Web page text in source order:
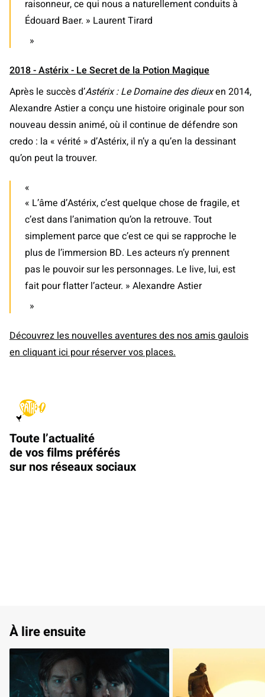
raisonneur, ce qui nous a naturellement conduits à
Édouard Baer. » Laurent Tirard
2018 - Astérix - Le Secret de la Potion Magique
Après le succès d’Astérix : Le Domaine des dieuxen 2014,
Alexandre Astier a conçu une histoire originale pour son
nouveau dessin animé, où il continue de défendre son
credo : la « vérité » d’Astérix, il n’y a qu’en la dessinant
qu’on peut la trouver.
« L’âme d’Astérix, c’est quelque chose de fragile, et
c’est dans l’animation qu’on la retrouve. Tout
simplement parce que c’est ce qui se rapproche le
plus de l’immersion BD. Les acteurs n’y prennent
pas le pouvoir sur les personnages. Le live, lui, est
fait pour flatter l’acteur. » Alexandre Astier
Découvrez les nouvelles aventures des nos amis gaulois
en cliquant ici pour réserver vos places.
Toute l’actualité
de vos films préférés
sur nos réseaux sociaux
À lire ensuite